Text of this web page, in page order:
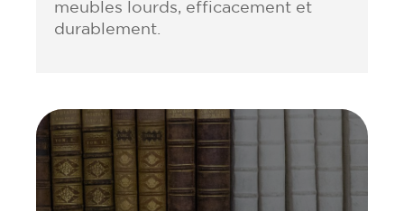
meubles lourds, efficacement et
durablement.